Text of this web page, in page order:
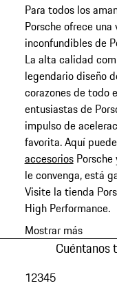
Para todos los
Porsche ofrece
inconfundibles de
La alta calidad
legendario diseño
corazones de todo
entusiastas de
impulso de
favorita. Aquí
accesoriosPorsche
le convenga, está
Visite la tienda
High Performance.
Mostrar más
Cuéntanos
12345